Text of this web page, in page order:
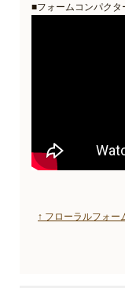
■フォームコンパクタ
↑ フローラルフォ